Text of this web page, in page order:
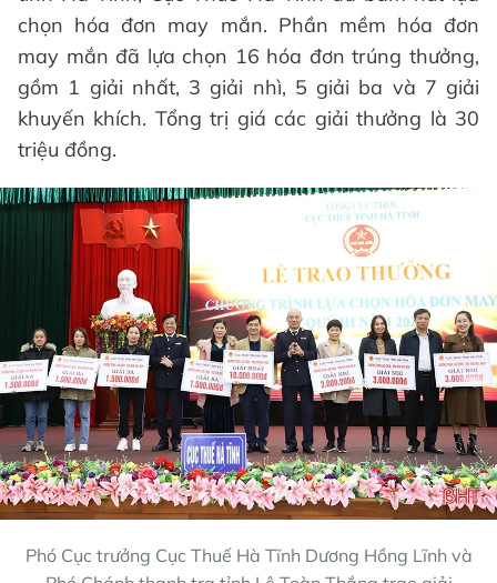
chọn hóa đơn may mắn. Phần mềm hóa đơn
may mắn đã lựa chọn 16 hóa đơn trúng thưởng,
gồm 1 giải nhất, 3 giải nhì, 5 giải ba và 7 giải
khuyến khích. Tổng trị giá các giải thưởng là 30
triệu đồng.
Phó Cục trưởng Cục Thuế Hà Tĩnh Dương Hồng Lĩnh và